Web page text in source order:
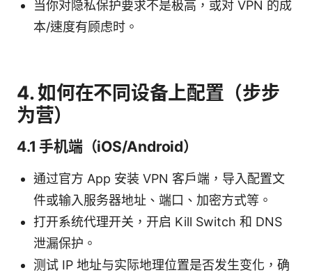
当你对隐私保护要求不是极高，或对 VPN 的成
本/速度有顾虑时。
4. 如何在不同设备上配置（步步
为营）
4.1 手机端（iOS/Android）
通过官方 App 安装 VPN 客户端，导入配置文
件或输入服务器地址、端口、加密方式等。
打开系统代理开关，开启 Kill Switch 和 DNS
泄漏保护。
测试 IP 地址与实际地理位置是否发生变化，确